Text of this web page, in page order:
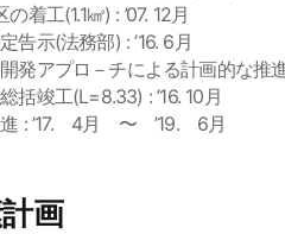
着工(1.1㎢) : ’07. 12月
告示(法務部) : ’16. 6月
発アプロ－チによる計画的な推
括竣工(L=8.33) : ’16. 10月
進 : ’17. 4月 〜 ’19. 6月
画